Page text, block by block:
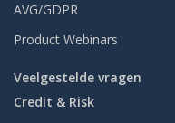
AVG/GDPR
Product Webinars
Veelgestelde vragen
Credit & Risk